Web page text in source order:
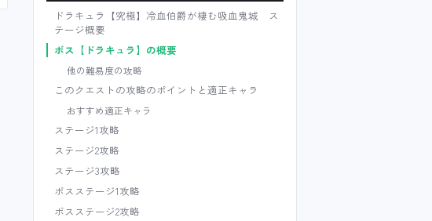
ドラキュラ【究極】冷血伯爵が棲む吸血鬼城 ス
テージ概要
ボス【ドラキュラ】の概要
他の難易度の攻略
このクエストの攻略のポイントと適正キャラ
おすすめ適正キャラ
ステージ1攻略
ステージ2攻略
ステージ3攻略
ボスステージ1攻略
ボスステージ2攻略